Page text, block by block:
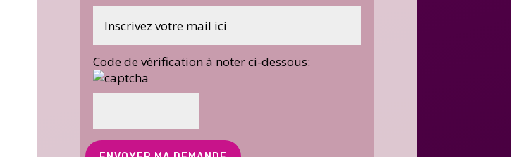
Code de vérification à noter ci-dessous: